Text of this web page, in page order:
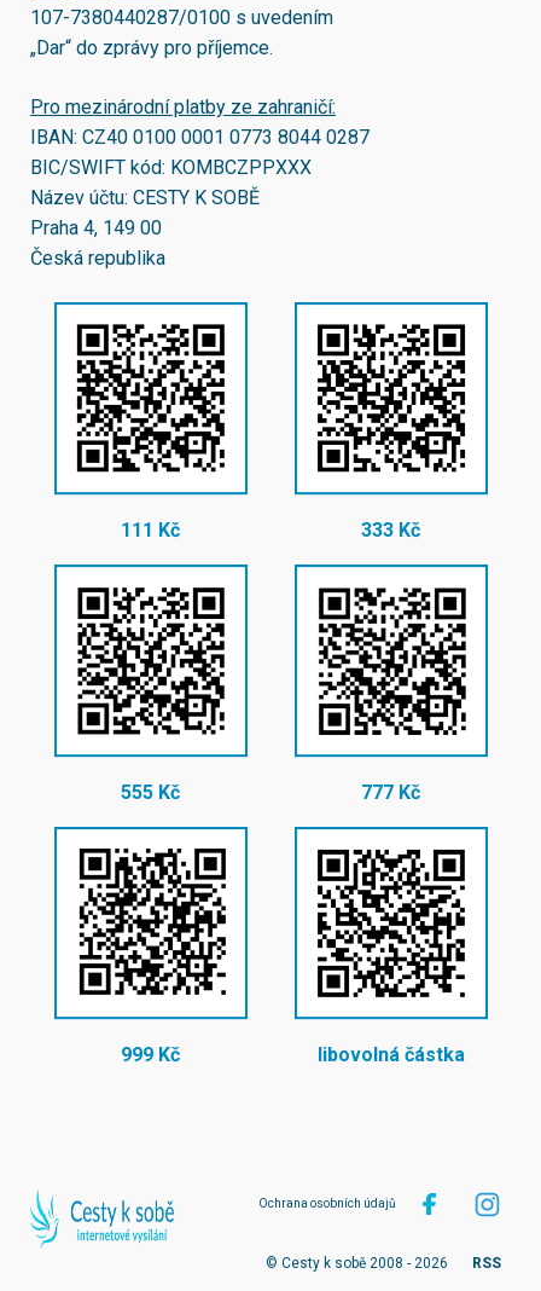
107-7380440287/0100 s uvedením
„Dar“ do zprávy pro příjemce.
Pro mezinárodní platby ze zahraničí:
IBAN: CZ40 0100 0001 0773 8044 0287
BIC/SWIFT kód: KOMBCZPPXXX
Název účtu: CESTY K SOBĚ
Praha 4, 149 00
Česká republika
111 Kč 333 Kč
555 Kč 777 Kč
999 Kč libovolná částka
Ochrana osobních údajů
© Cesty k sobě 2008 - 2026 RSS